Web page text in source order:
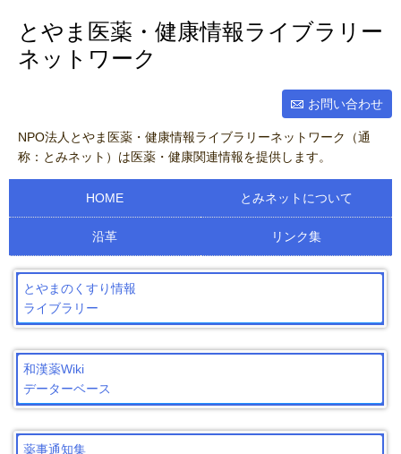
とやま医薬・健康情報ライブラリー
ネットワーク
お問い合わせ
NPO法人とやま医薬・健康情報ライブラリーネットワーク（通
称：とみネット）は医薬・健康関連情報を提供します。
HOME とみネットについて
沿革 リンク集
とやまのくすり情報
ライブラリー
和漢薬Wiki
データーベース
薬事通知集